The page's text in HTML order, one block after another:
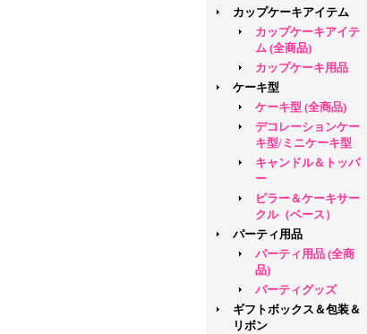
カップケーキアイテム
カップケーキアイテ
ム (全商品)
カップケーキ用品
ケーキ型
ケーキ型 (全商品)
デコレーションケー
キ型/ミニケーキ型
キャンドル＆トッパ
ー
ピラー＆ケーキサー
クル（ベース）
パーティ用品
パーティ用品 (全商
品)
パーティグッズ
ギフトボックス＆包装＆
リボン